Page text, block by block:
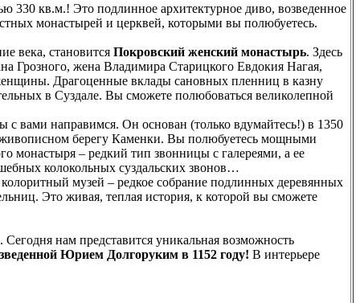
330 кв.м.! Это подлинное архитектурное диво, возведенное
монастырей и церквей, которыми вы полюбуетесь.
века, становится Покровский женский монастырь. Здесь
Грозного, жена Владимира Старицкого Евдокия Нагая,
Драгоценные вклады сановных пленниц в казну
в Суздале. Вы сможете полюбоваться великолепной
с вами направимся. Он основан (только вдумайтесь!) в 1350
живописном берегу Каменки. Вы полюбуетесь мощными
монастыря – редкий тип звонницы с галереями, а ее
колокольных суздальских звонов…
музей – редкое собрание подлинных деревянных
Это живая, теплая история, к которой вы сможете
нам представится уникальная возможность
Юрием Долгоруким в 1152 году! В интерьере